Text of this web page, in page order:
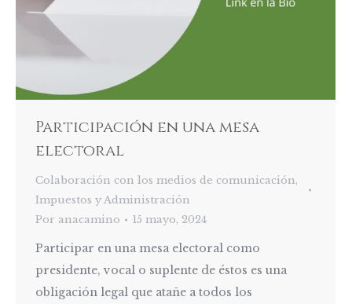
Participación en una mesa
electoral
Colaboración con los medios de comunicación,
Impuestos y Administración
Por anacamino 15 mayo, 2024
Participar en una mesa electoral como
presidente, vocal o suplente de éstos es una
obligación legal que atañe a todos los